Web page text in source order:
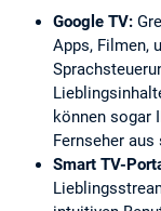
Google TV:
Apps, Filmen,
können sogar
Fernseher aus
Smart TV-